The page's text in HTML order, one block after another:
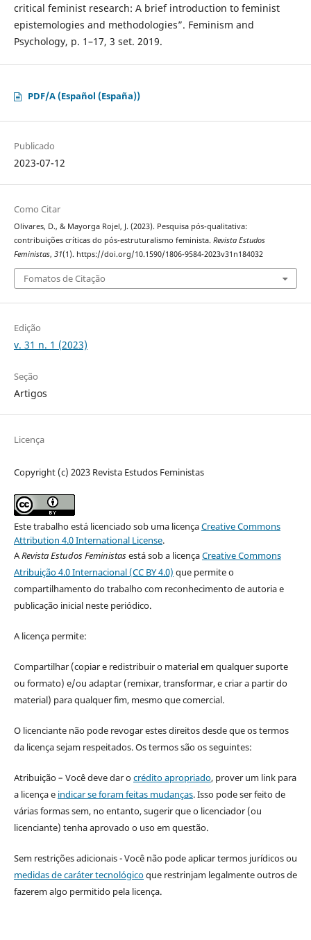
critical feminist research: A brief introduction to feminist
epistemologies and methodologies”. Feminism and
Psychology, p. 1–17, 3 set. 2019.
PDF/A (Español (España))
Publicado
2023-07-12
Como Citar
Olivares, D., & Mayorga Rojel, J. (2023). Pesquisa pós-qualitativa:
contribuições críticas do pós-estruturalismo feminista. Revista Estudos
Feministas, 31(1). https://doi.org/10.1590/1806-9584-2023v31n184032
Fomatos de Citação
Edição
v. 31 n. 1 (2023)
Seção
Artigos
Licença
Copyright (c) 2023 Revista Estudos Feministas
Este trabalho está licenciado sob uma licençaCreative Commons
Attribution 4.0 International License.
ARevista Estudos Feministasestá sob a licençaCreative Commons
Atribuição 4.0 Internacional (CC BY 4.0) que permite o
compartilhamento do trabalho com reconhecimento de autoria e
publicação inicial neste periódico.
A licença permite:
Compartilhar (copiar e redistribuir o material em qualquer suporte
ou formato) e/ou adaptar (remixar, transformar, e criar a partir do
material) para qualquer fim, mesmo que comercial.
O licenciante não pode revogar estes direitos desde que os termos
da licença sejam respeitados. Os termos são os seguintes:
Atribuição – Você deve dar ocrédito apropriado, prover um link para
a licença e indicar se foram feitas mudanças. Isso pode ser feito de
várias formas sem, no entanto, sugerir que o licenciador (ou
licenciante) tenha aprovado o uso em questão.
Sem restrições adicionais - Você não pode aplicar termos jurídicos ou
medidas de caráter tecnológicoque restrinjam legalmente outros de
fazerem algo permitido pela licença.